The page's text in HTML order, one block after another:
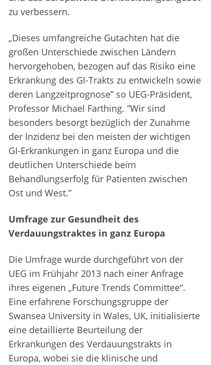
zu verbessern.
„Dieses umfangreiche Gutachten hat die
großen Unterschiede zwischen Ländern
hervorgehoben, bezogen auf das Risiko eine
Erkrankung des GI-Trakts zu entwickeln sowie
deren Langzeitprognose” so UEG-Präsident,
Professor Michael Farthing. “Wir sind
besonders besorgt bezüglich der Zunahme
der Inzidenz bei den meisten der wichtigen
GI-Erkrankungen in ganz Europa und die
deutlichen Unterschiede beim
Behandlungserfolg für Patienten zwischen
Ost und West.”
Umfrage zur Gesundheit des
Verdauungstraktes in ganz Europa
Die Umfrage wurde durchgeführt von der
UEG im Frühjahr 2013 nach einer Anfrage
ihres eigenen „Future Trends Committee“.
Eine erfahrene Forschungsgruppe der
Swansea University in Wales, UK, initialisierte
eine detaillierte Beurteilung der
Erkrankungen des Verdauungstrakts in
Europa, wobei sie die klinische und